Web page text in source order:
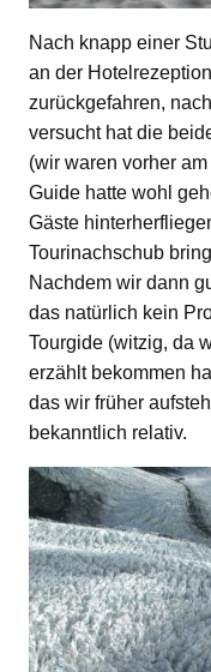
Nach knapp einer
an der
zurückgefahren,
versucht hat die
(wir waren vorher
Guide hatte wohl
Gäste
Tourinachschub
Nachdem wir dann
das natürlich kein
Tourgide (witzig, da
erzählt bekommen
das wir früher
bekanntlich relativ.